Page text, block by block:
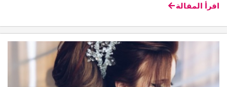
اقرأ المقالة